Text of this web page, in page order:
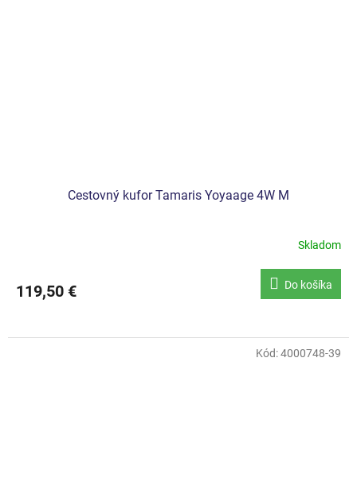
Cestovný kufor Tamaris Yoyaage 4W M
Skladom
119,50 € Do košíka
Kód:4000748-39